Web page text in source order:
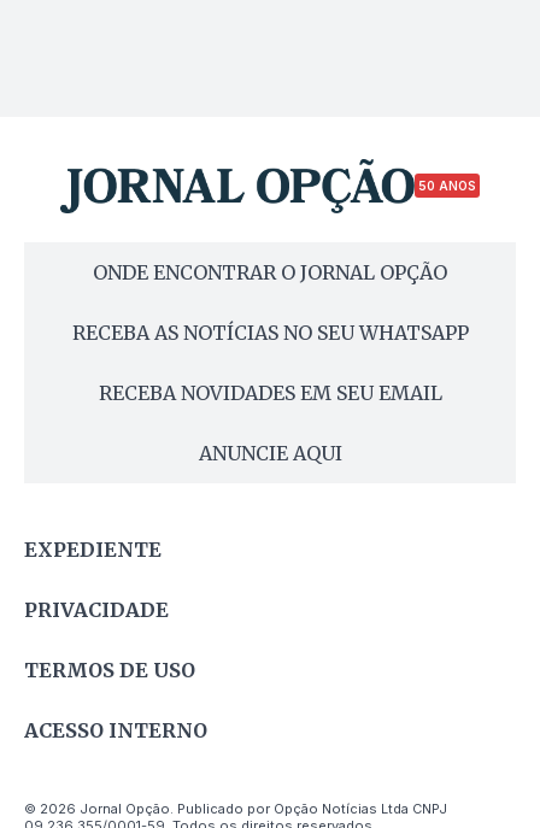
50 ANOS
ONDE ENCONTRAR O JORNAL OPÇÃO
RECEBA AS NOTÍCIAS NO SEU WHATSAPP
RECEBA NOVIDADES EM SEU EMAIL
ANUNCIE AQUI
EXPEDIENTE
PRIVACIDADE
TERMOS DE USO
ACESSO INTERNO
© 2026 Jornal Opção. Publicado por Opção Notícias Ltda CNPJ